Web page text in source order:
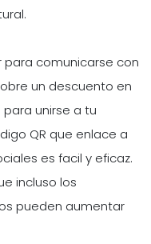
para comunicarse con
un descuento en
unirse a tu
QR que enlace a
es facil y eficaz.
incluso los
pueden aumentar